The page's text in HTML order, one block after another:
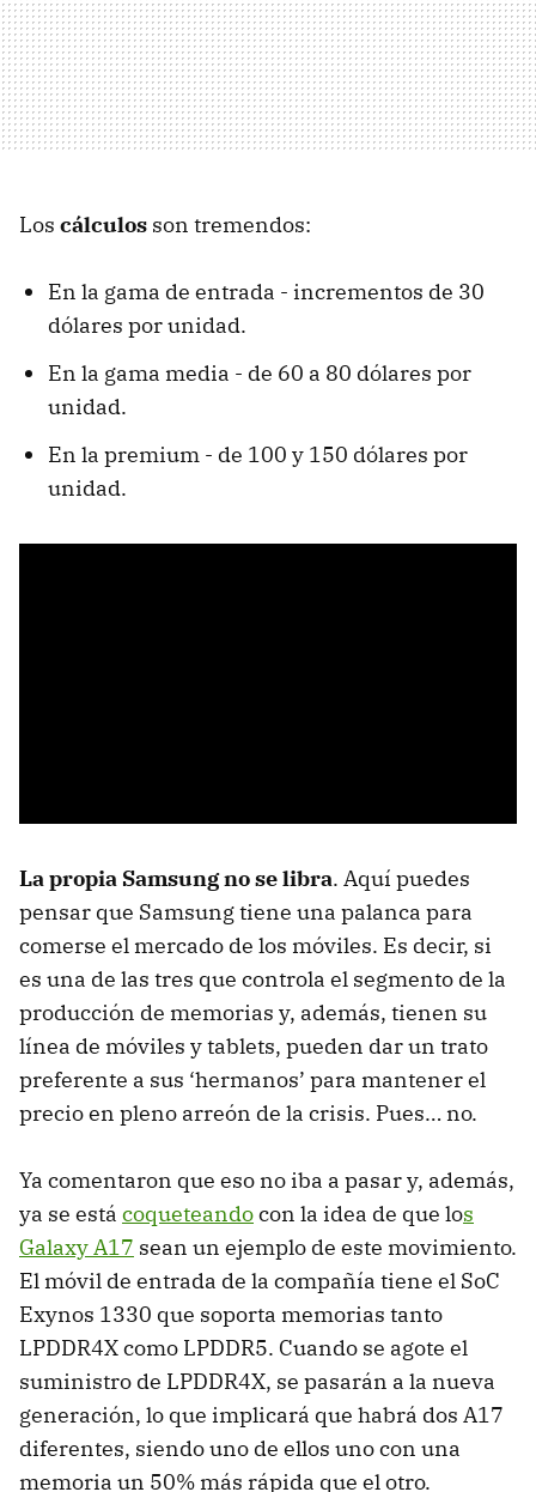
Los cálculos son tremendos:
En la gama de entrada - incrementos de 30
dólares por unidad.
En la gama media - de 60 a 80 dólares por
unidad.
En la premium - de 100 y 150 dólares por
unidad.
La propia Samsung no se libra. Aquí puedes
pensar que Samsung tiene una palanca para
comerse el mercado de los móviles. Es decir, si
es una de las tres que controla el segmento de la
producción de memorias y, además, tienen su
línea de móviles y tablets, pueden dar un trato
preferente a sus ‘hermanos’ para mantener el
precio en pleno arreón de la crisis. Pues… no.
Ya comentaron que eso no iba a pasar y, además,
ya se está coqueteandocon la idea de que los
Galaxy A17 sean un ejemplo de este movimiento.
El móvil de entrada de la compañía tiene el SoC
Exynos 1330 que soporta memorias tanto
LPDDR4X como LPDDR5. Cuando se agote el
suministro de LPDDR4X, se pasarán a la nueva
generación, lo que implicará que habrá dos A17
diferentes, siendo uno de ellos uno con una
memoria un 50% más rápida que el otro.